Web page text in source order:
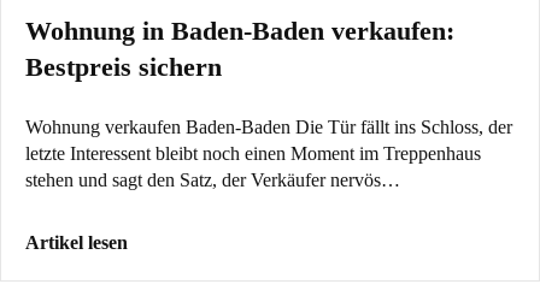
Wohnung in Baden-Baden verkaufen:
Bestpreis sichern
Wohnung verkaufen Baden-Baden Die Tür fällt ins Schloss, der
letzte Interessent bleibt noch einen Moment im Treppenhaus
stehen und sagt den Satz, der Verkäufer nervös…
Artikel lesen